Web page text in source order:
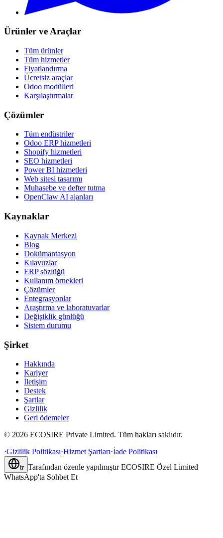
Ürünler ve Araçlar
Tüm ürünler
Tüm hizmetler
Fiyatlandırma
Ücretsiz araçlar
Odoo modülleri
Karşılaştırmalar
Çözümler
Tüm endüstriler
Odoo ERP hizmetleri
Shopify hizmetleri
SEO hizmetleri
Power BI hizmetleri
Web sitesi tasarımı
Muhasebe ve defter tutma
OpenClaw AI ajanları
Kaynaklar
Kaynak Merkezi
Blog
Dokümantasyon
Kılavuzlar
ERP sözlüğü
Kullanım örnekleri
Çözümler
Entegrasyonlar
Araştırma ve laboratuvarlar
Değişiklik günlüğü
Sistem durumu
Şirket
Hakkında
Kariyer
İletişim
Destek
Şartlar
Gizlilik
Geri ödemeler
© 2026 ECOSIRE Private Limited. Tüm hakları saklıdır.
·Gizlilik Politikası·Hizmet Şartları·İade Politikası
tr Tarafından özenle yapılmıştır ECOSIRE Özel Limited
WhatsApp'ta Sohbet Et